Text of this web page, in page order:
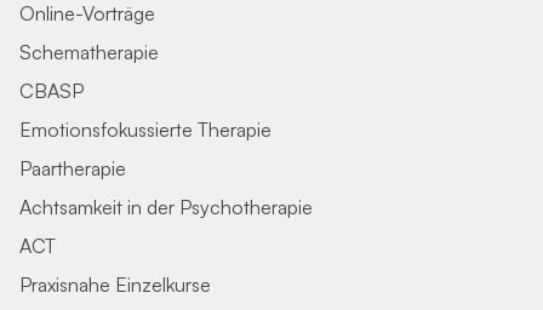
Online-Vorträge
Schematherapie
CBASP
Emotionsfokussierte Therapie
Paartherapie
Achtsamkeit in der Psychotherapie
ACT
Praxisnahe Einzelkurse